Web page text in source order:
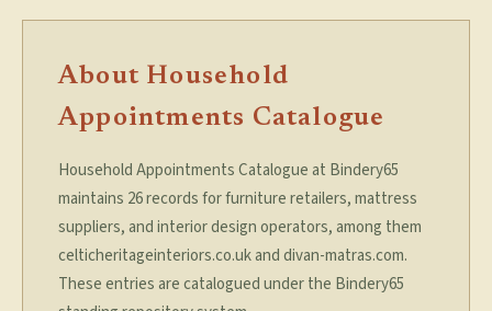
About Household
Appointments Catalogue
Household Appointments Catalogue at Bindery65
maintains 26 records for furniture retailers, mattress
suppliers, and interior design operators, among them
celticheritageinteriors.co.uk and divan-matras.com.
These entries are catalogued under the Bindery65